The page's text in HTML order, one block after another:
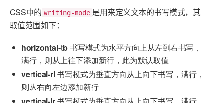
CSS中的 writing-mode 是用来定义文本的书写模式，其
取值范围如下：
horizontal-tb书写模式为水平方向上从左到右书写，
满行，则从上往下添加新行，此为默认取值
vertical-rl书写模式为垂直方向从上向下书写，满行，
则从右向左边添加新行